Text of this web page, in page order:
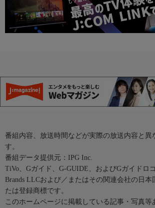
番組内容、放送時間などが実際の放送内容と異
す。
番組データ提供元：IPG Inc.
TiVo、Gガイド、G-GUIDE、およびGガイドロ
Brands LLCおよび／またはその関連会社の日本
たは登録商標です。
このホームページに掲載している記事・写真